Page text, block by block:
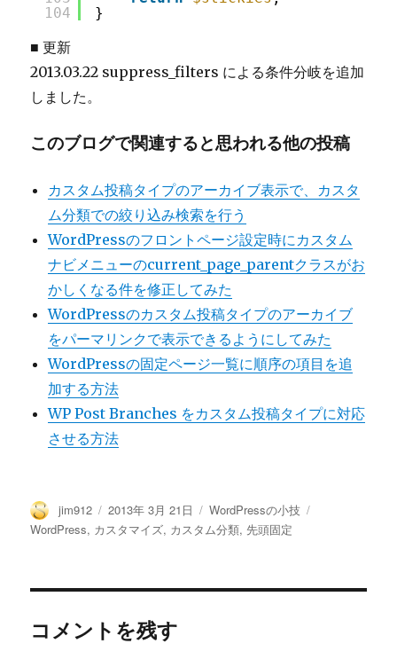
104
}
■ 更新
2013.03.22 suppress_filters による条件分岐を追加
しました。
このブログで関連すると思われる他の投稿
カスタム投稿タイプのアーカイブ表示で、カスタ
ム分類での絞り込み検索を行う
WordPressのフロントページ設定時にカスタム
ナビメニューのcurrent_page_parentクラスがお
かしくなる件を修正してみた
WordPressのカスタム投稿タイプのアーカイブ
をパーマリンクで表示できるようにしてみた
WordPressの固定ページ一覧に順序の項目を追
加する方法
WP Post Branches をカスタム投稿タイプに対応
させる方法
投
稿
jim912
投
稿
2013年 3月 21日
カ
テ
WordPressの小技
WordPress, カスタマイズ, カスタム分類,先頭固定
コメントを残す